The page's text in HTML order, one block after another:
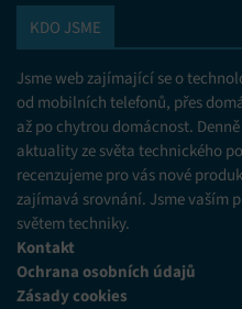
KDO JSME
Jsme web zajímající se o
od mobilních telefonů, přes
až po chytrou domácnost.
aktuality ze světa technického
recenzujeme pro vás nové
zajímavá srovnání. Jsme vaším
světem techniky.
Kontakt
Ochrana osobních údajů
Zásady cookies